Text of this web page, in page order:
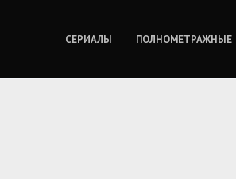
СЕРИАЛЫ ПОЛНОМЕТРАЖНЫЕ